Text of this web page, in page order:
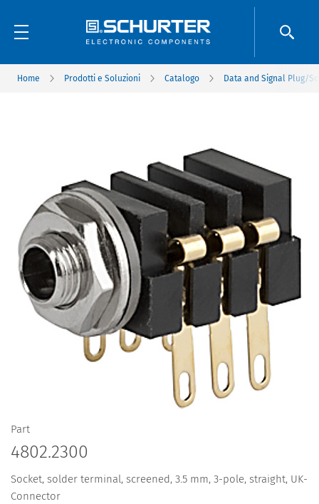
Home Prodotti e Soluzioni Catalogo Data and Signal Plug/
Part
4802.2300
Socket, solder terminal, screened, 3.5 mm, 3-pole, straight, UK-
Connector